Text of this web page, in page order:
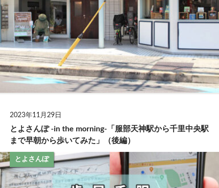
2023年11月29日
とよさんぽ -in the morning-「服部天神駅から千里中央駅
まで早朝から歩いてみた」（後編）
とよさんぽ